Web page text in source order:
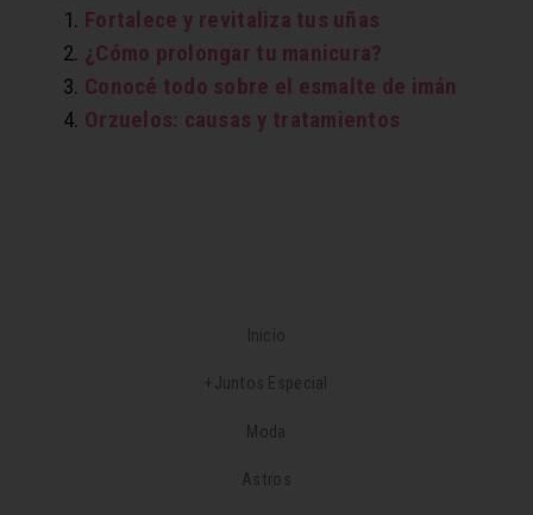
Fortalece y revitaliza tus uñas
¿Cómo prolongar tu manicura?
Conocé todo sobre el esmalte de imán
Orzuelos: causas y tratamientos
Inicio
+Juntos Especial
Moda
Astros